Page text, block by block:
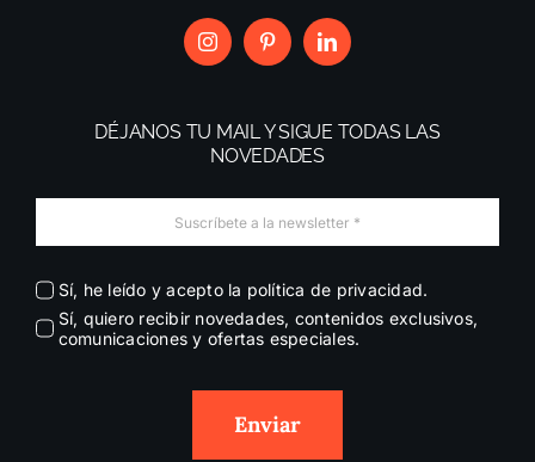
DÉJANOS TU MAIL Y SIGUE TODAS LAS
NOVEDADES
Sí, he leído y acepto la política de privacidad.
Sí, quiero recibir novedades, contenidos exclusivos,
comunicaciones y ofertas especiales.
Enviar